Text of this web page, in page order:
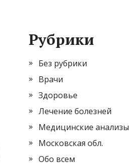
Рубрики
Без рубрики
Врачи
Здоровье
Лечение болезней
Медицинские анализы
Московская обл.
Обо всем